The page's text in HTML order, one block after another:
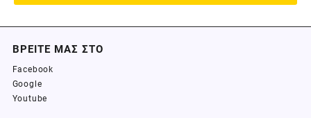
ΒΡΕΙΤΕ ΜΑΣ ΣΤΟ
Facebook
Google
Youtube